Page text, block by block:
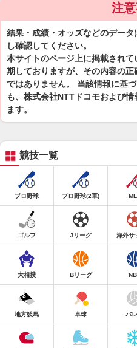
注
結果・成績・オッズなどのデー
し確認してください。
本サイトのページ上に掲載され
期しておりますが、その内容の
ではありません。 当該情報に基
も、株式会社NTTドコモおよび
ます。
競技一覧
プロ野球 プロ野球(2軍)
ゴルフ Jリーグ 海外サ
大相撲 Bリーグ
地方競馬 卓球 バ